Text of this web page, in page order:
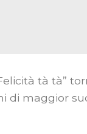
tà tà”
di maggior